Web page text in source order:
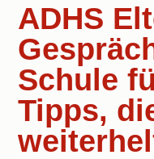
ADHS
Schule
Tipps,